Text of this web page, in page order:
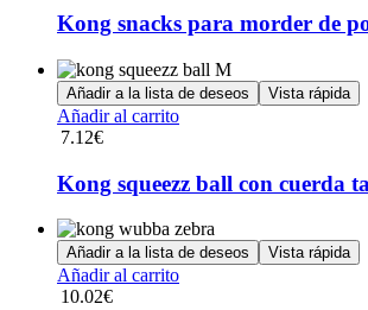
múltiples
variantes.
Las
opciones
se
pueden
la
de
producto
Kong snacks para morder de
Añadir a la lista de deseos Vista rápida
Añadir al carrito
7.12€
Kong squeezz ball con cuerda
Añadir a la lista de deseos Vista rápida
Añadir al carrito
10.02€